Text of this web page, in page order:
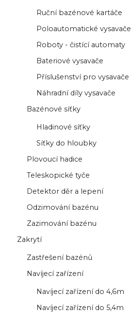
Ruční bazénové kartáče
Poloautomatické vysavače
Roboty - čistící automaty
Bateriové vysavače
Příslušenství pro vysavače
Náhradní díly vysavače
Bazénové síťky
Hladinové síťky
Síťky do hloubky
Plovoucí hadice
Teleskopické tyče
Detektor děr a lepení
Odzimování bazénu
Zazimování bazénu
Zakrytí
Zastřešení bazénů
Navíjecí zařízení
Navíjecí zařízení do 4,6m
Navíjecí zařízení do 5,4m